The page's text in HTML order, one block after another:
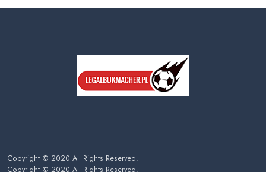
Copyright © 2020 All Rights Reserved.
Copyright © 2020 All Rights Reserved.